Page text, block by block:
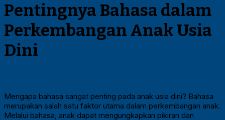
Pentingnya Bahasa dalam
Perkembangan Anak Usia
Dini
Mengapa bahasa sangat penting pada anak usia dini? Bahasa
merupakan salah satu faktor utama dalam perkembangan anak.
Melalui bahasa, anak dapat mengungkapkan pikiran dan